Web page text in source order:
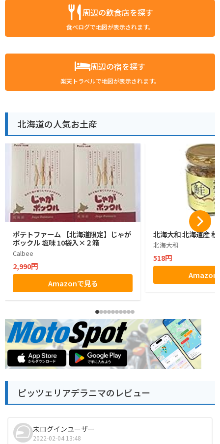
周辺の飲食店を探す
食べログで地図が表示されます。
周辺の宿を探す
楽天トラベルで地図が表示されます。
北海道の人気お土産
ポテトファーム 【北海道限定】じゃが
ポックル 塩味 10袋入×２箱
Calbee
2,990円
Amazonで見る
北海大和 北海道産
北海大和
518円
Amazon
ピッツェリアデラニマのレビュー
未ログインユーザー
2022-02-04 13:48